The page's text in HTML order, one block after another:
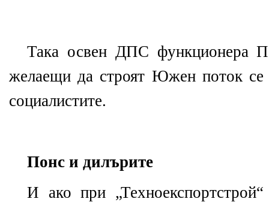
Така освен ДПС функционера
желаещи да строят Южен поток се
социалистите.
Понс и дилърите
И ако при